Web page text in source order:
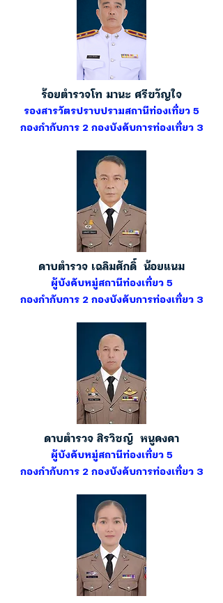
ร้อยตำรวจโท มานะ ศรีขวัญใจ
รองสารวัตรปราบปรามสถานีท่องเที่ยว 5
กองกำกับการ 2 กองบังคับการท่องเที่ยว 3
ดาบตำรวจ เฉลิมศักดิ์ น้อยแนม
ผู้บังคับหมู่สถานีท่องเที่ยว 5
กองกำกับการ 2 กองบังคับการท่องเที่ยว 3
ดาบตำรวจ สิรวิชญ์ หนูคงคา
ผู้บังคับหมู่สถานีท่องเที่ยว 5
กองกำกับการ 2 กองบังคับการท่องเที่ยว 3